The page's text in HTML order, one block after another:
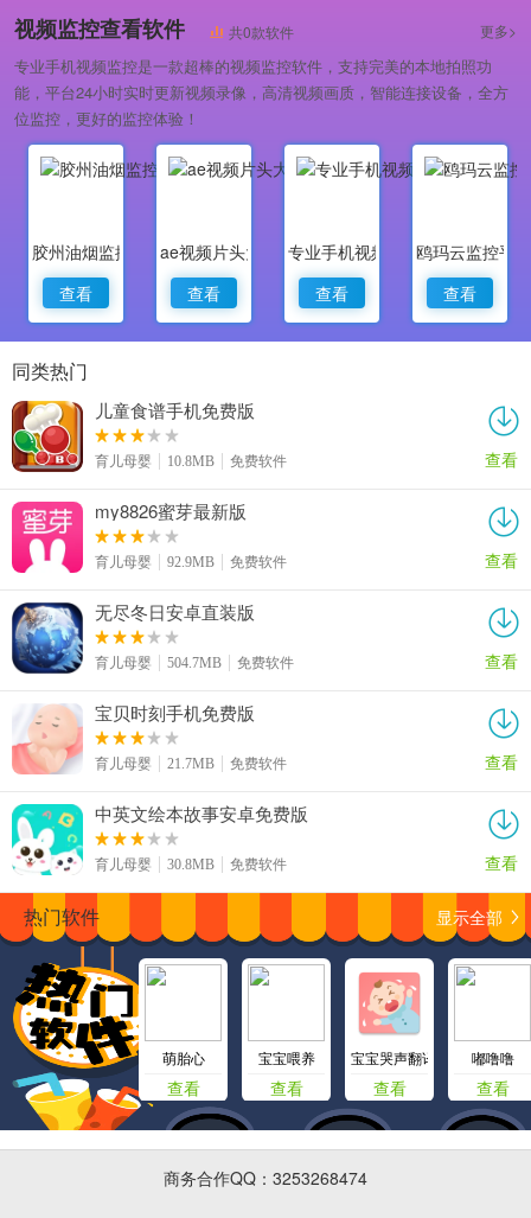
专业做婚礼策划的软件
视频监控查看软件 共0款软件 更多>
专业手机视频监控是一款超棒的视频监控软件，支持完美的本地拍照功
能，平台24小时实时更新视频录像，高清视频画质，智能连接设备，全方
位监控，更好的监控体验！
胶州油烟监控
查看
ae视频片头大师
查看
专业手机视频监控
查看
鸥玛云监控平
查看
同类热门
儿童食谱手机免费版
育儿母婴 10.8MB 免费软件 查看
my8826蜜芽最新版
育儿母婴 92.9MB 免费软件 查看
无尽冬日安卓直装版
育儿母婴 504.7MB 免费软件 查看
宝贝时刻手机免费版
育儿母婴 21.7MB 免费软件 查看
中英文绘本故事安卓免费版
育儿母婴 30.8MB 免费软件 查看
热门软件 显示全部
萌胎心
查看
宝宝喂养
查看
宝宝哭声翻译器
查看
嘟噜噜
查看
商务合作QQ：3253268474